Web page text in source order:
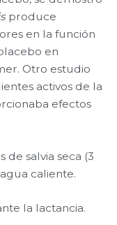
produce
en la función
en
Otro estudio
activos de la
efectos
de salvia seca (3
caliente.
la lactancia.